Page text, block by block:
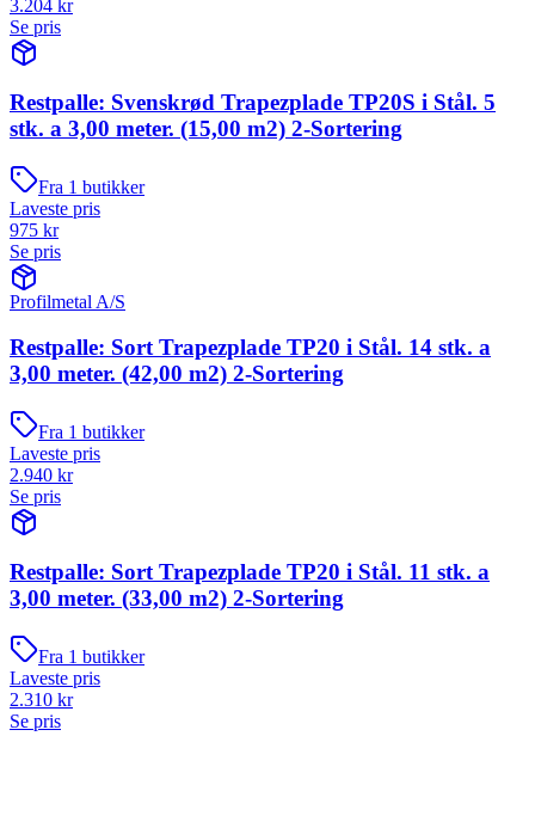
3.204 kr
Se pris
Restpalle: Svenskrød Trapezplade TP20S i Stål. 5
stk. a 3,00 meter. (15,00 m2) 2-Sortering
Fra 1 butikker
Laveste pris
975 kr
Se pris
Profilmetal A/S
Restpalle: Sort Trapezplade TP20 i Stål. 14 stk. a
3,00 meter. (42,00 m2) 2-Sortering
Fra 1 butikker
Laveste pris
2.940 kr
Se pris
Restpalle: Sort Trapezplade TP20 i Stål. 11 stk. a
3,00 meter. (33,00 m2) 2-Sortering
Fra 1 butikker
Laveste pris
2.310 kr
Se pris